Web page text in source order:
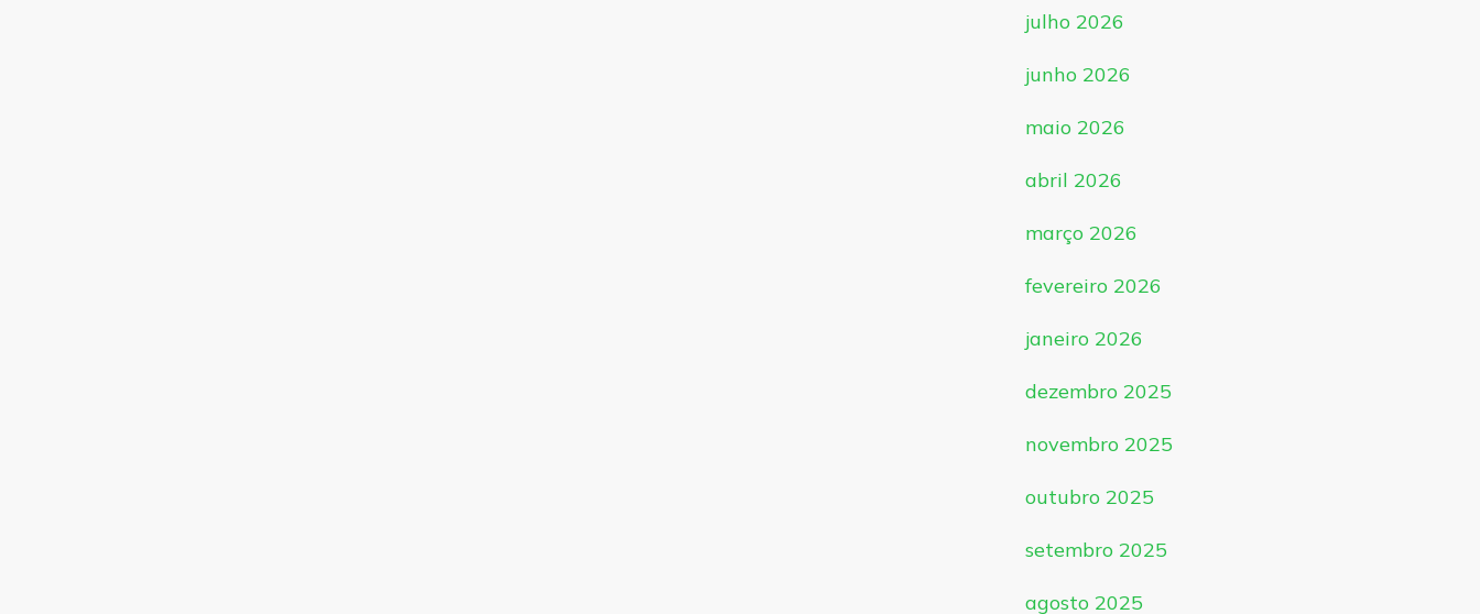
julho 2026
junho 2026
maio 2026
abril 2026
março 2026
fevereiro 2026
janeiro 2026
dezembro 2025
novembro 2025
outubro 2025
setembro 2025
agosto 2025